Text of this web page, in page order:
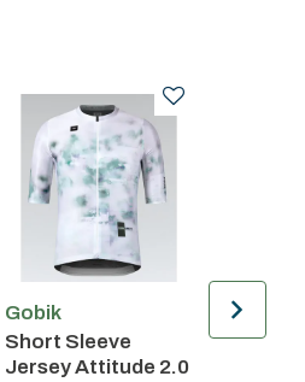
Gobik
Short Sleeve
Jersey Attitude 2.0
Short